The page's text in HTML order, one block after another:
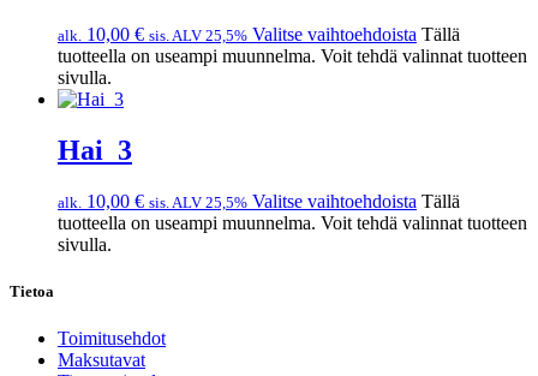
alk. 10,00 € sis. ALV 25,5% Valitse vaihtoehdoista Tällä
tuotteella on useampi muunnelma. Voit tehdä valinnat tuotteen
sivulla.
Hai_3
alk. 10,00 € sis. ALV 25,5% Valitse vaihtoehdoista Tällä
tuotteella on useampi muunnelma. Voit tehdä valinnat tuotteen
sivulla.
Tietoa
Toimitusehdot
Maksutavat